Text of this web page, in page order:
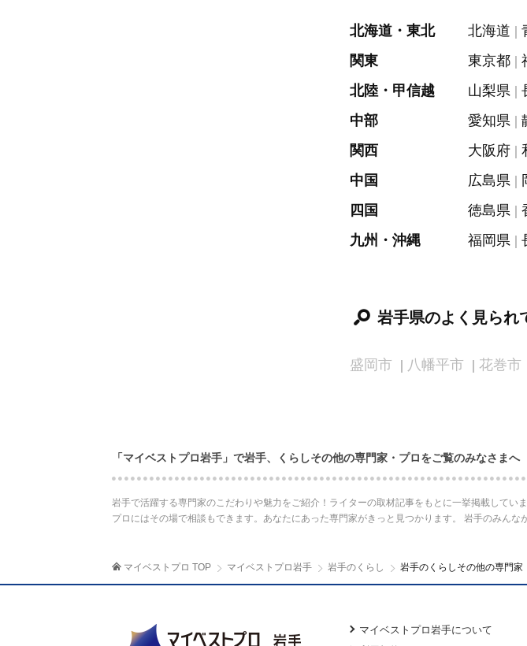
北海道・東北 北海道
関東
東京都
北陸・甲信越
山梨県
中部
愛知県
関西
大阪府
中国
広島県
四国
徳島県
九州・沖縄
福岡県
岩手県のよく見られ
盛岡市 八幡平市 花巻市
「マイベストプロ岩手」で岩手、くらしその他の専門家・プロをご覧のみなさまへ
岩手で活躍する専門家のこだわりや魅力をご紹介！ライターの取材記事をもとに一挙掲載して
プロにはその場で相談もできます。あなたにあった専門家がきっと見つかります。 岩手のみんな
マイベストプロ TOP マイベストプロ岩手 岩手のくらし 岩手のくらしその他の専門家
マイベストプロ岩手について